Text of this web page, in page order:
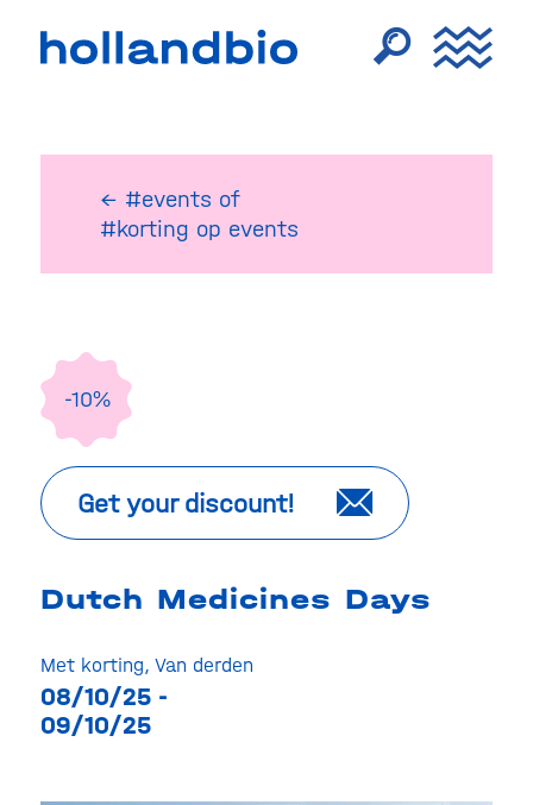
← #events of
#korting op events
-10%
Get your discount!
Dutch Medicines Days
Met korting, Van derden
08/10/25 -
09/10/25